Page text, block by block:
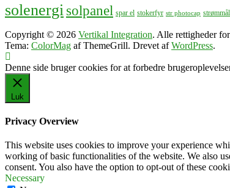
solenergisolpanel spar el stokerfyr str photocap
Copyright © 2026 Vertikal Integration. Alle rettigheder
Tema: ColorMag af ThemeGrill. Drevet afWordPress.
Denne side bruger cookies for at forbedre
Luk
Privacy Overview
This website uses cookies to improve your experience
working of basic functionalities of the website. We also
consent. You also have the option to opt-out of these
Necessary